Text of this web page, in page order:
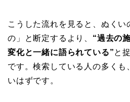
こうした流れを見ると、ぬくい
の」と断定するより、 “過去の
変化と一緒に語られている”と
です。検索している人の多くも
いはずです。